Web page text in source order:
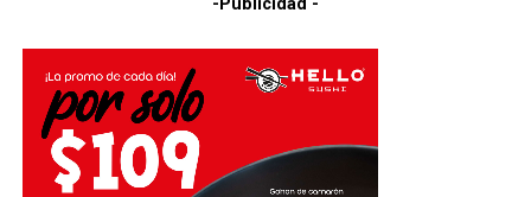
-Publicidad -